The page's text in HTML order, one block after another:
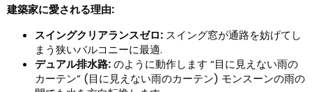
建築家に愛される理由:
スイングクリアランスゼロ: スイング窓が通路を妨げてし
まう狭いバルコニーに最適.
デュアル排水路:のように動作します “目に見えない雨の
カーテン” (目に見えない雨のカーテン) モンスーンの雨の